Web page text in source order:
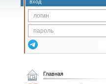
вход
Главная